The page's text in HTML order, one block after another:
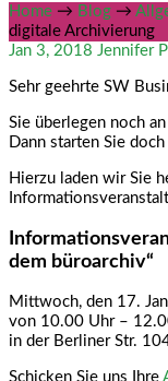
Home → Blog →
digitale Archivierung
Jan 3, 2018 Jennifer
Sehr geehrte SW
Sie überlegen noch
Dann starten Sie
Hierzu laden wir Sie
dem büroarchiv“
Mittwoch, den 17.
von 10.00 Uhr –
in der Berliner Str.
Schicken Sie uns Ihre